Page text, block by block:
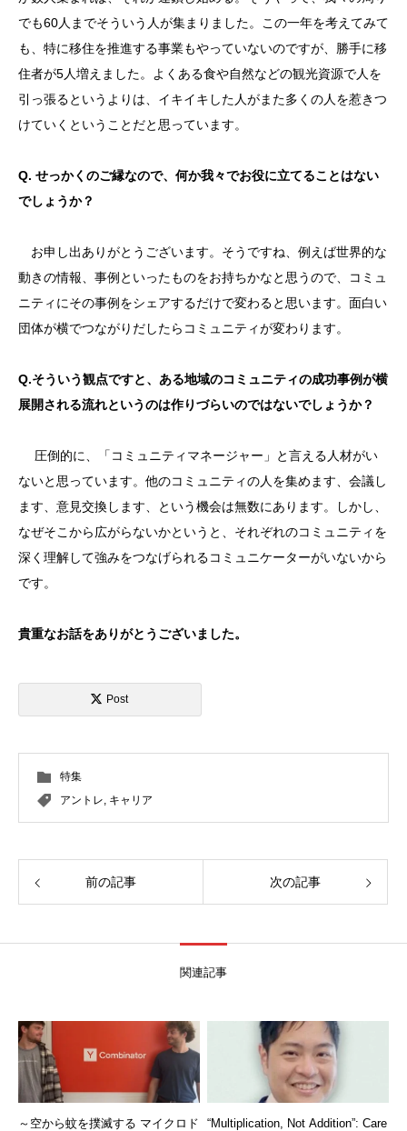
でも60人までそういう人が集まりました。この一年を考えてみて
も、特に移住を推進する事業もやっていないのですが、勝手に移
住者が5人増えました。よくある食や自然などの観光資源で人を
引っ張るというよりは、イキイキした人がまた多くの人を惹きつ
けていくということだと思っています。
Q. せっかくのご縁なので、何か我々でお役に立てることはない
でしょうか？
お申し出ありがとうございます。そうですね、例えば世界的な
動きの情報、事例といったものをお持ちかなと思うので、コミュ
ニティにその事例をシェアするだけで変わると思います。面白い
団体が横でつながりだしたらコミュニティが変わります。
Q.そういう観点ですと、ある地域のコミュニティの成功事例が横
展開される流れというのは作りづらいのではないでしょうか？
圧倒的に、「コミュニティマネージャー」と言える人材がい
ないと思っています。他のコミュニティの人を集めます、会議し
ます、意見交換します、という機会は無数にあります。しかし、
なぜそこから広がらないかというと、それぞれのコミュニティを
深く理解して強みをつなげられるコミュニケーターがいないから
です。
貴重なお話をありがとうございました。
Post
特集
アントレ, キャリア
前の記事 次の記事
関連記事
～空から蚊を撲滅する マイクロド
“Multiplication, Not Addition”: Care